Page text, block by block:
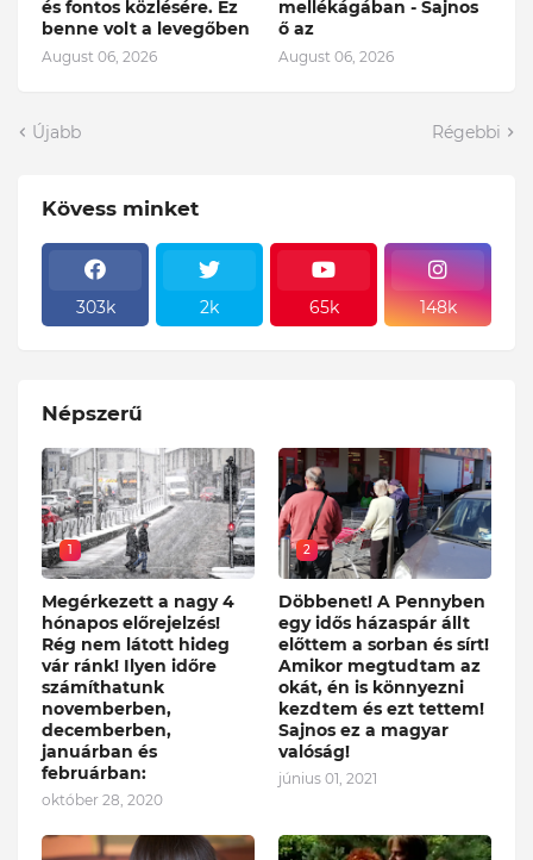
és fontos közlésére. Ez
benne volt a levegőben
August 06, 2026
mellékágában - Sajnos
ő az
August 06, 2026
Újabb Régebbi
Kövess minket
303k 2k 65k 148k
Népszerű
1
Megérkezett a nagy 4
hónapos előrejelzés!
Rég nem látott hideg
vár ránk! Ilyen időre
számíthatunk
novemberben,
decemberben,
januárban és
februárban:
október 28, 2020
2
Döbbenet! A Pennyben
egy idős házaspár állt
előttem a sorban és sírt!
Amikor megtudtam az
okát, én is könnyezni
kezdtem és ezt tettem!
Sajnos ez a magyar
valóság!
június 01, 2021